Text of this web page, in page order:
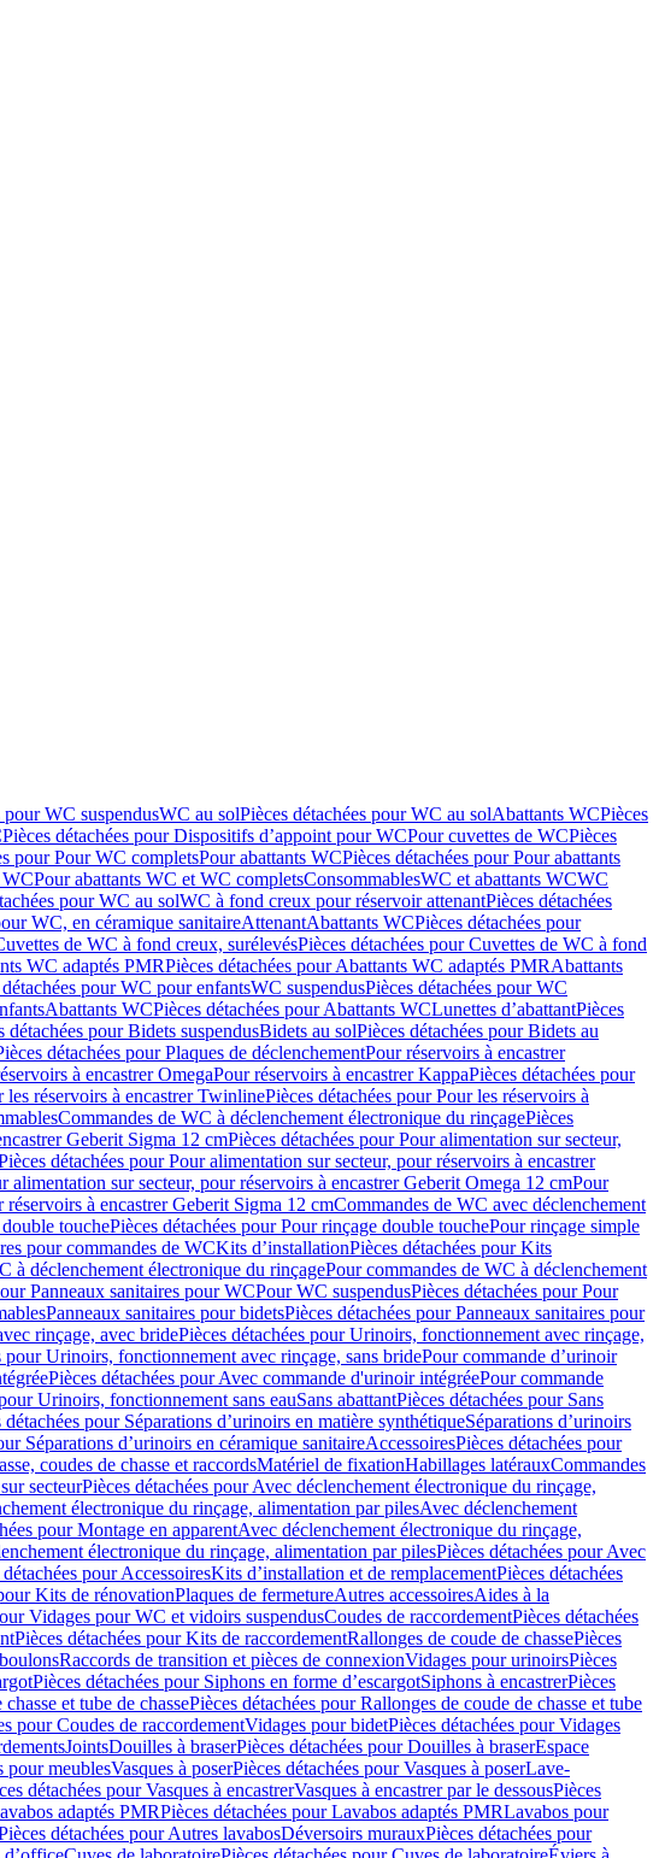
pour WC suspendusWC au solPièces détachées pour WC au solAbattants WCPièces
Pièces détachées pour Dispositifs d’appoint pour WCPour cuvettes de WCPièces
pour Pour WC completsPour abattants WCPièces détachées pour Pour abattants
WCPour abattants WC et WC completsConsommablesWC et abattants WCWC
pour WC au solWC à fond creux pour réservoir attenantPièces détachées
WC, en céramique sanitaireAttenantAbattants WCPièces détachées pour
de WC à fond creux, surélevésPièces détachées pour Cuvettes de WC à fond
WC adaptés PMRPièces détachées pour Abattants WC adaptés PMRAbattants
détachées pour WC pour enfantsWC suspendusPièces détachées pour WC
Abattants WCPièces détachées pour Abattants WCLunettes d’abattantPièces
détachées pour Bidets suspendusBidets au solPièces détachées pour Bidets au
détachées pour Plaques de déclenchementPour réservoirs à encastrer
à encastrer OmegaPour réservoirs à encastrer KappaPièces détachées pour
les réservoirs à encastrer TwinlinePièces détachées pour Pour les réservoirs à
Commandes de WC à déclenchement électronique du rinçagePièces
Geberit Sigma 12 cmPièces détachées pour Pour alimentation sur secteur,
détachées pour Pour alimentation sur secteur, pour réservoirs à encastrer
alimentation sur secteur, pour réservoirs à encastrer Geberit Omega 12 cmPour
à encastrer Geberit Sigma 12 cmCommandes de WC avec déclenchement
touchePièces détachées pour Pour rinçage double touchePour rinçage simple
pour commandes de WCKits d’installationPièces détachées pour Kits
à déclenchement électronique du rinçagePour commandes de WC à déclenchement
Panneaux sanitaires pour WCPour WC suspendusPièces détachées pour Pour
Panneaux sanitaires pour bidetsPièces détachées pour Panneaux sanitaires pour
rinçage, avec bridePièces détachées pour Urinoirs, fonctionnement avec rinçage,
pour Urinoirs, fonctionnement avec rinçage, sans bridePour commande d’urinoir
Pièces détachées pour Avec commande d'urinoir intégréePour commande
Urinoirs, fonctionnement sans eauSans abattantPièces détachées pour Sans
détachées pour Séparations d’urinoirs en matière synthétiqueSéparations d’urinoirs
Séparations d’urinoirs en céramique sanitaireAccessoiresPièces détachées pour
coudes de chasse et raccordsMatériel de fixationHabillages latérauxCommandes
secteurPièces détachées pour Avec déclenchement électronique du rinçage,
électronique du rinçage, alimentation par pilesAvec déclenchement
pour Montage en apparentAvec déclenchement électronique du rinçage,
électronique du rinçage, alimentation par pilesPièces détachées pour Avec
détachées pour AccessoiresKits d’installation et de remplacementPièces détachées
Kits de rénovationPlaques de fermetureAutres accessoiresAides à la
Vidages pour WC et vidoirs suspendusCoudes de raccordementPièces détachées
Pièces détachées pour Kits de raccordementRallonges de coude de chassePièces
Raccords de transition et pièces de connexionVidages pour urinoirsPièces
Pièces détachées pour Siphons en forme d’escargotSiphons à encastrerPièces
et tube de chassePièces détachées pour Rallonges de coude de chasse et tube
pour Coudes de raccordementVidages pour bidetPièces détachées pour Vidages
JointsDouilles à braserPièces détachées pour Douilles à braserEspace
pour meublesVasques à poserPièces détachées pour Vasques à poserLave-
détachées pour Vasques à encastrerVasques à encastrer par le dessousPièces
adaptés PMRPièces détachées pour Lavabos adaptés PMRLavabos pour
détachées pour Autres lavabosDéversoirs murauxPièces détachées pour